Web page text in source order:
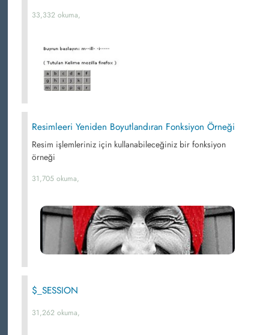
33,332 okuma,
Resimleeri Yeniden Boyutlandıran Fonksiyon Örneği
Resim işlemleriniz için kullanabileceğiniz bir fonksiyon
örneği
31,705 okuma,
$_SESSION
31,262 okuma,